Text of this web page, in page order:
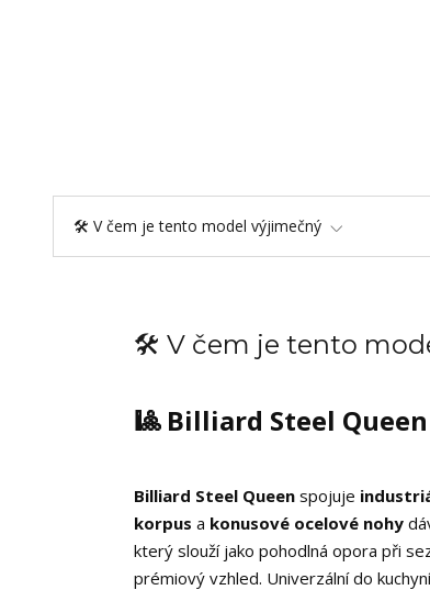
🛠️ V čem je tento model výjimečný
🛠️ V čem je tento
🎱 Billiard Steel Queen
Billiard Steel Queen spojuje
korpus a konusové ocelové nohy
který slouží jako pohodlná opora při
prémiový vzhled. Univerzální do